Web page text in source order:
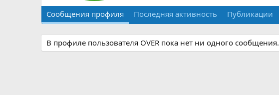
Сообщения профиля Последняя активность Публикации
В профиле пользователя OVER пока нет ни одного сообщения.